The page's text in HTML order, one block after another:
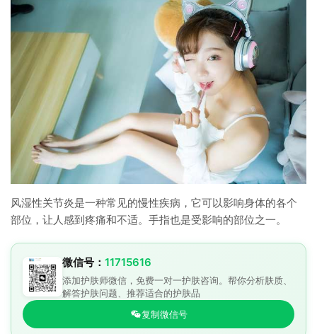
风湿性关节炎是一种常见的慢性疾病，它可以影响身体的各个
部位，让人感到疼痛和不适。手指也是受影响的部位之一。
微信号： 11715616
添加护肤师微信，免费一对一护肤咨询。帮你分析肤质、
解答护肤问题、推荐适合的护肤品
复制微信号